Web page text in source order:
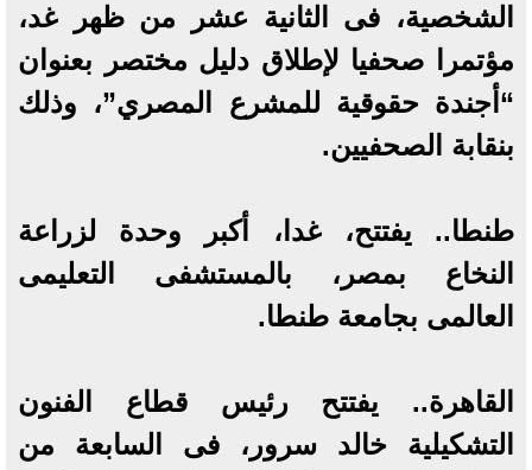
الشخصية، فى الثانية عشر من ظهر غد،
مؤتمرا صحفيا لإطلاق دليل مختصر بعنوان
“أجندة حقوقية للمشرع المصري”، وذلك
بنقابة الصحفيين.
طنطا.. يفتتح، غدا، أكبر وحدة لزراعة
النخاع بمصر، بالمستشفى التعليمى
العالمى بجامعة طنطا.
القاهرة.. يفتتح رئيس قطاع الفنون
التشكيلية خالد سرور، فى السابعة من